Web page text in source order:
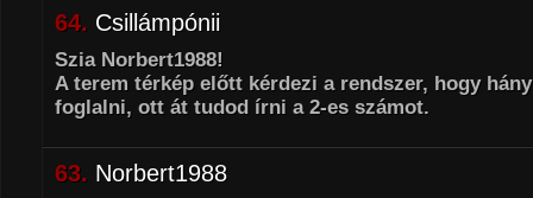
64. Csillámpónii
Szia Norbert1988!
A terem térkép előtt kérdezi a rendszer, hogy
foglalni, ott át tudod írni a 2-es számot.
63. Norbert1988